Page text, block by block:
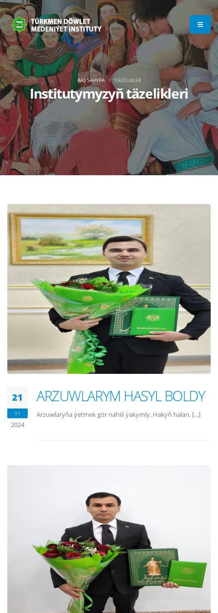
Institutymyzyň täzelikleri
BAŞ SAHYPA TÄZELIKLER
21
11
2024
ARZUWLARYM HASYL BOLDY
Arzuwlaryňa ýetmek gör nähili ýakymly. Hakyň halan, [...]